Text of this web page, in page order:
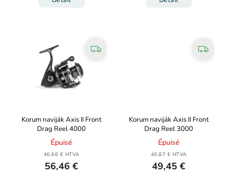
Korum naviják Axis II Front
Drag Reel 4000
Épuisé
46,66 € HTVA
56,46 €
Korum naviják Axis II Front
Drag Reel 3000
Épuisé
40,87 € HTVA
49,45 €